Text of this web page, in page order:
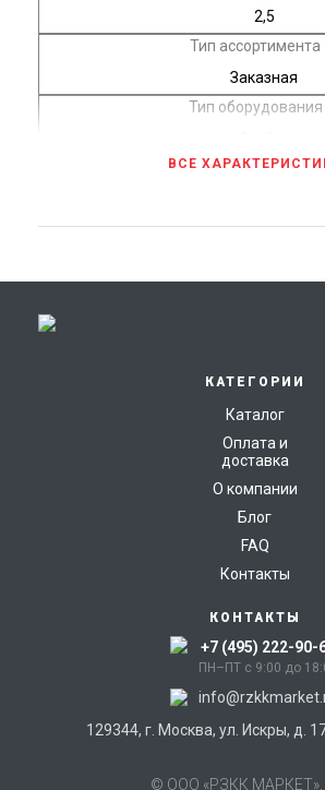
2,5
Тип ассортимента
Заказная
Тип оборудования
Страна
Соответствие
ВСЕ
КАТЕГОРИИ
Каталог
Оплата и
доставка
О компании
Блог
FAQ
Контакты
КОНТАКТЫ
+7 (495) 222-90-
ПН–ПТ с 9:00 до
129344, г. Москва, ул. Искры, д.
© ООО «РЗКК МАРКЕТ»,